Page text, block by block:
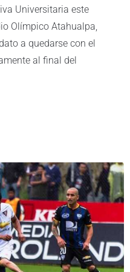
Universitaria este
Olímpico Atahualpa,
a quedarse con el
al final del